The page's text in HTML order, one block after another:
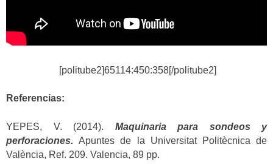
[politube2]65114:450:358[/politube2]
Referencias:
YEPES, V. (2014). Maquinaria para sondeos y
perforaciones. Apuntes de la Universitat Politècnica de
València, Ref. 209. Valencia, 89 pp.